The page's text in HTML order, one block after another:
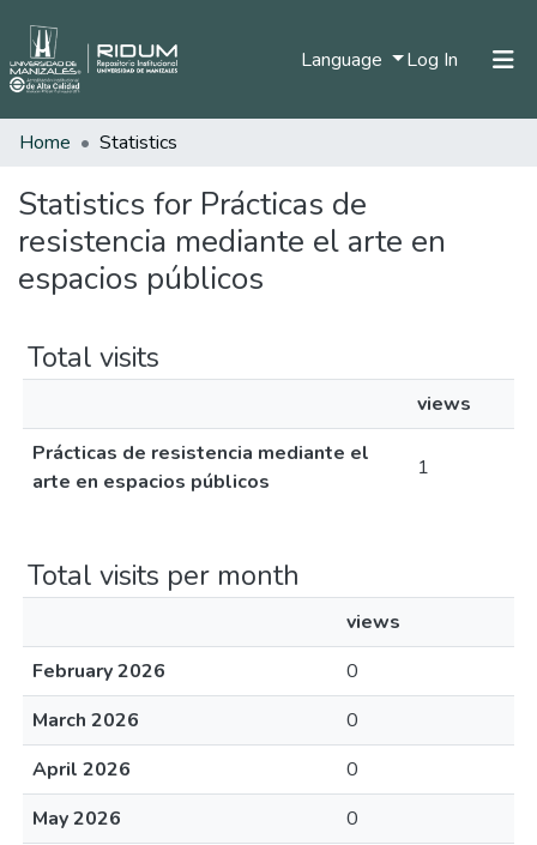
Language Log In (current)
Communities & Collections
All of DSpace
Home Statistics
Statistics for Prácticas de
resistencia mediante el arte en
espacios públicos
Total visits
views
Prácticas de resistencia mediante el
arte en espacios públicos
1
Total visits per month
views
February 2026
0
March 2026
0
April 2026
0
May 2026
0